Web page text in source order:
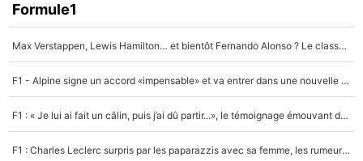
Formule1
Max Verstappen, Lewis Hamilton… et bientôt Fernando Alonso ? Le classement des pilotes les mieux payés en Formule 1 risque de changer !
F1 - Alpine signe un accord «impensable» et va entrer dans une nouvelle dimension : Grande nouvelle pour Pierre Gasly !
F1 : « Je lui ai fait un câlin, puis j’ai dû partir...», le témoignage émouvant de Max Verstappen sur sa fille
F1 : Charles Leclerc surpris par les paparazzis avec sa femme, les rumeurs étaient vraies !